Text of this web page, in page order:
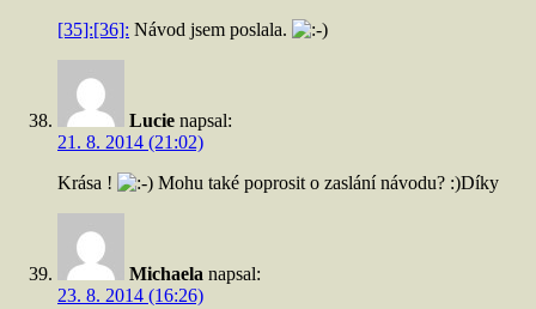
[35]:[36]: Návod jsem poslala.
Lucie napsal:
21. 8. 2014 (21:02)
Krása !
Mohu také poprosit o zaslání návodu? :)Díky
Michaela napsal:
23. 8. 2014 (16:26)